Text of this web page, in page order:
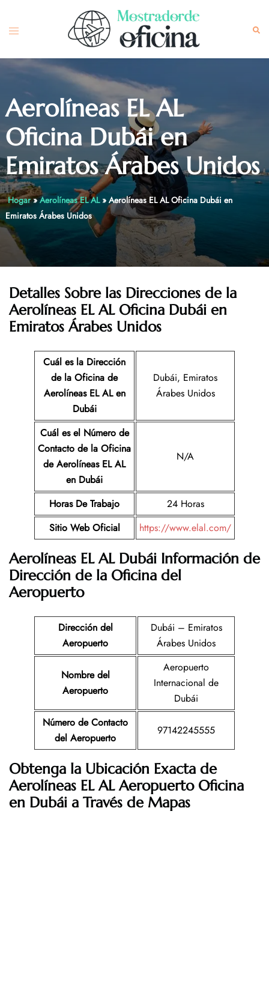
content
Toggle
Aerolíneas EL AL
Oficina Dubái en
Emiratos Árabes Unidos
Hogar»Aerolíneas EL AL» Aerolíneas EL AL Oficina Dubái en
Emiratos Árabes Unidos
Detalles Sobre las Direcciones de la
Aerolíneas EL AL Oficina Dubái en
Emiratos Árabes Unidos
Cuál es la Dirección
de la Oficina de
Aerolíneas EL AL en
Dubái
Dubái, Emiratos
Árabes Unidos
Cuál es el Número de
Contacto de la Oficina
de Aerolíneas EL AL
en Dubái
N/A
Horas De Trabajo
24 Horas
Sitio Web Oficial
https://www.elal.com/
Aerolíneas EL AL Dubái Información de
Dirección de la Oficina del
Aeropuerto
Dirección del
Aeropuerto
Dubái – Emiratos
Árabes Unidos
Nombre del
Aeropuerto
Aeropuerto
Internacional de
Dubái
Número de Contacto
del Aeropuerto
97142245555
Obtenga la Ubicación Exacta de
Aerolíneas EL ALAeropuerto Oficina
en Dubái a Través de Mapas